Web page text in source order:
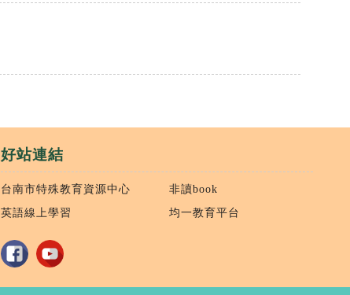
好站連結
台南市特殊教育資源中心
英語線上學習
非讀book
均一教育平台